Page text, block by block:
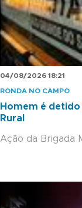
04/08/2026 18:21
RONDA NO CAMPO
Homem é
Rural
Ação da Brigada